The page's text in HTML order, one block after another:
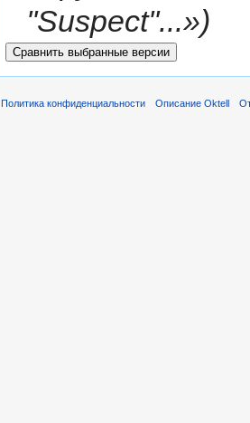
''Suspect''...»)
Политика конфиденциальности Описание Oktell